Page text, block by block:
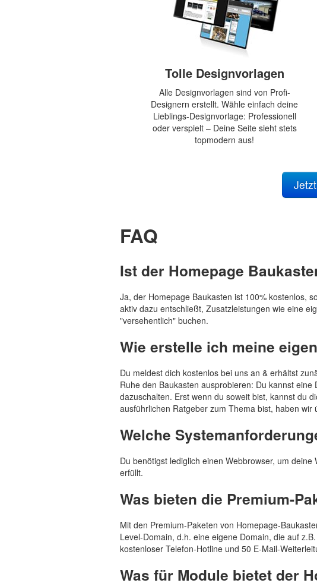
Tolle Designvorlagen
Alle Designvorlagen sind von Profi-
Designern erstellt. Wähle einfach deine
Lieblings-Designvorlage: Professionell
oder verspielt – Deine Seite sieht stets
topmodern aus!
FAQ
Ist der Homepage
Ja, der Homepage Baukasten ist 100% kostenlos,
aktiv dazu entschließt, Zusatzleistungen wie eine
"versehentlich" buchen.
Wie erstelle ich meine
Du meldest dich kostenlos bei uns an & erhältst
Ruhe den Baukasten ausprobieren: Du kannst
dazuschalten. Erst wenn du soweit bist, kannst du
ausführlichen Ratgeber zum Thema bist, haben wir
Welche
Du benötigst lediglich einen Webbrowser, um
erfüllt.
Was bieten die Premium-
Mit den Premium-Paketen von Homepage-
Level-Domain, d.h. eine eigene Domain, die auf
kostenloser Telefon-Hotline und 50 E-Mail-
Was für Module bietet der